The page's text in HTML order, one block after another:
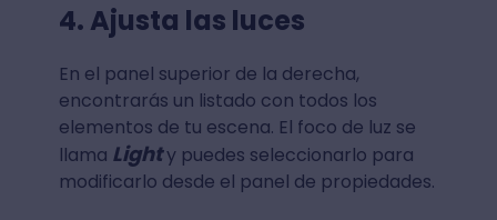
4. Ajusta las luces
En el panel superior de la derecha,
encontrarás un listado con todos los
elementos de tu escena. El foco de luz se
llama Lighty puedes seleccionarlo para
modificarlo desde el panel de propiedades.